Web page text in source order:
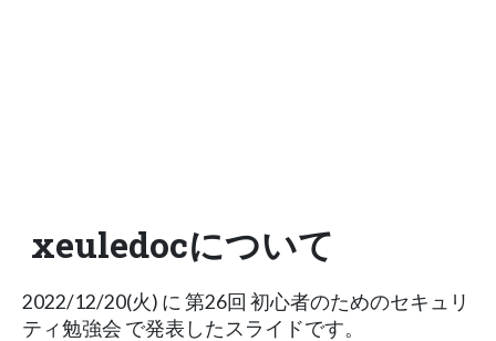
xeuledocについて
2022/12/20(火) に 第26回 初心者のためのセキュリ
ティ勉強会 で発表したスライドです。